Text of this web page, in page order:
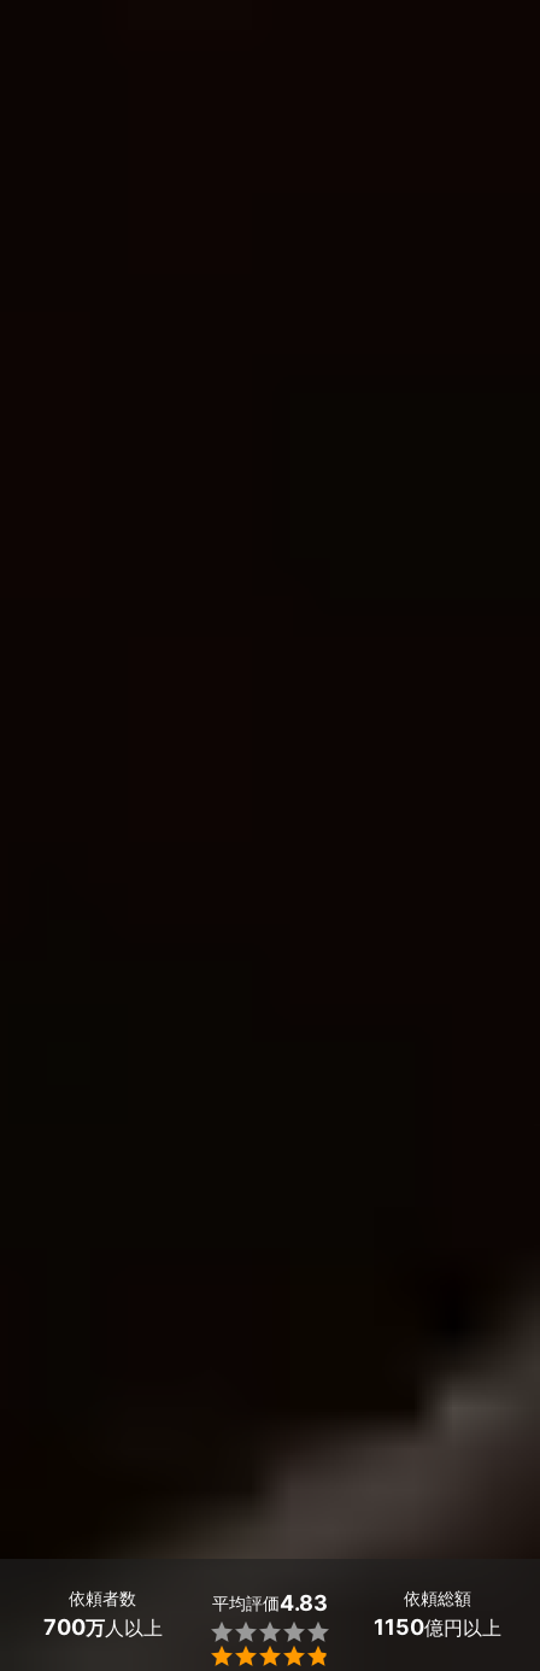
依頼者数
700万人以上
平均評価4.83


依頼総額
1150億円以上